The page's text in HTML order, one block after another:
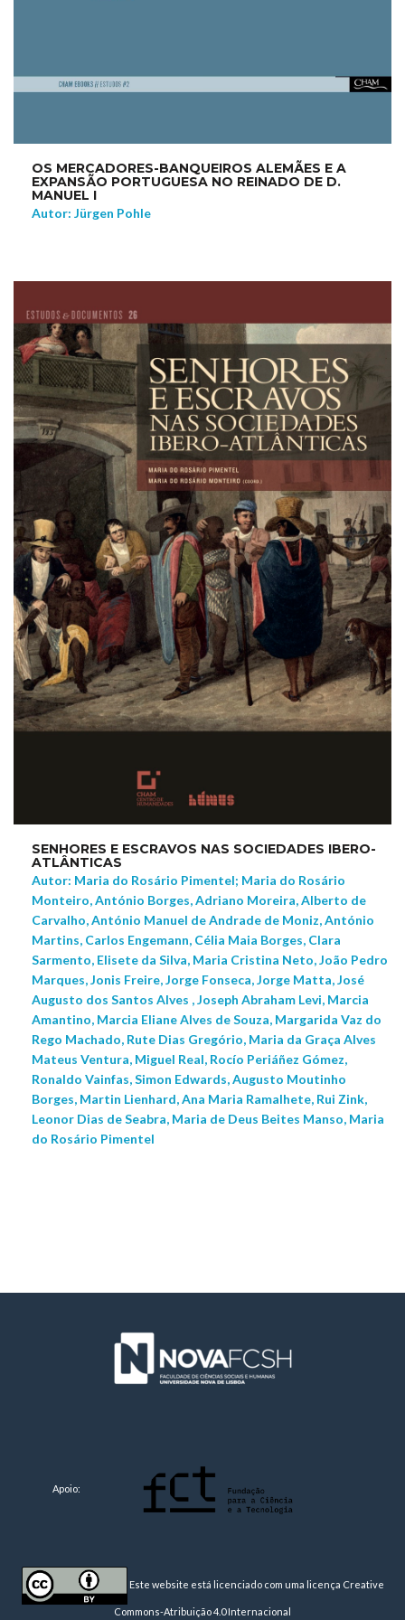
OS MERCADORES-BANQUEIROS ALEMÃES E A
EXPANSÃO PORTUGUESA NO REINADO DE D.
MANUEL I
Autor: Jürgen Pohle
SENHORES E ESCRAVOS NAS SOCIEDADES IBERO-
ATLÂNTICAS
Autor: Maria do Rosário Pimentel; Maria do Rosário
Monteiro, António Borges, Adriano Moreira, Alberto de
Carvalho, António Manuel de Andrade de Moniz, António
Martins, Carlos Engemann, Célia Maia Borges, Clara
Sarmento, Elisete da Silva, Maria Cristina Neto, João Pedro
Marques, Jonis Freire, Jorge Fonseca, Jorge Matta, José
Augusto dos Santos Alves , Joseph Abraham Levi, Marcia
Amantino, Marcia Eliane Alves de Souza, Margarida Vaz do
Rego Machado, Rute Dias Gregório, Maria da Graça Alves
Mateus Ventura, Miguel Real, Rocío Periáñez Gómez,
Ronaldo Vainfas, Simon Edwards, Augusto Moutinho
Borges, Martin Lienhard, Ana Maria Ramalhete, Rui Zink,
Leonor Dias de Seabra, Maria de Deus Beites Manso, Maria
do Rosário Pimentel
Apoio:
Este website está licenciado com uma licença Creative
Commons-Atribuição 4.0 Internacional